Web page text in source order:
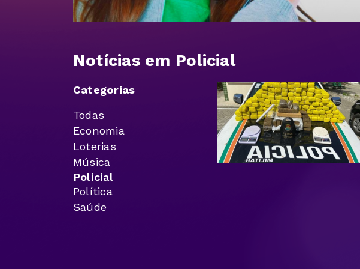
Notícias em Policial
Categorias
Todas
Economia
Loterias
Música
Policial
Política
Saúde